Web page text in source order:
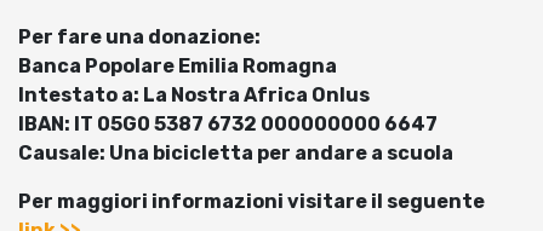
Per fare una donazione:
Banca Popolare Emilia Romagna
Intestato a: La Nostra Africa Onlus
IBAN: IT 05G0 5387 6732 000000000 6647
Causale: Una bicicletta per andare a scuola
Per maggiori informazioni visitare il seguente